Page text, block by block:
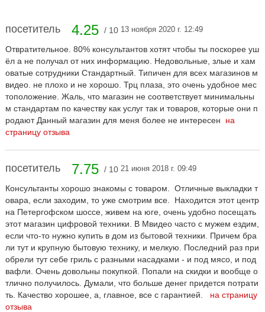
посетитель 4.25 / 10 13 ноября 2020 г. 12:49
Отвратительное. 80% консультантов хотят чтобы ты поскорее уш
ёл а не получал от них информацию. Недовольные, злые и хам
оватые сотрудники Стандартный. Типичен для всех магазинов м
видео. не плохо и не хорошо. Трц плаза, это очень удобное мес
тоположение. Жаль, что магазин не соответствует минимальны
м стандартам по качеству как услуг так и товаров, которые они п
родают Данный магазин для меня более не интересен на
страницу отзыва
посетитель 7.75 / 10 21 июня 2018 г. 09:49
Консультанты хорошо знакомы с товаром. Отличные выкладки т
овара, если заходим, то уже смотрим все. Находится этот центр
на Петергофском шоссе, живем на юге, очень удобно посещать
этот магазин цифровой техники. В Мвидео часто с мужем ездим,
если что-то нужно купить в дом из бытовой техники. Причем бра
ли тут и крупную бытовую технику, и мелкую. Последний раз при
обрели тут себе гриль с разными насадками - и под мясо, и под
вафли. Очень довольны покупкой. Попали на скидки и вообще о
тлично получилось. Думали, что больше денег придется потрати
ть. Качество хорошее, а, главное, все с гарантией. на страницу
отзыва